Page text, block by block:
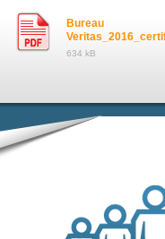
Bureau
634 kB